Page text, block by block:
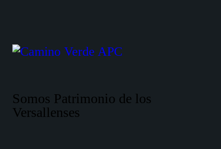
Somos Patrimonio de los
Versallenses